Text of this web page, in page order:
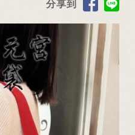
分享到